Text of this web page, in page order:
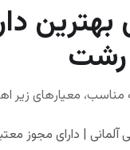
رشت
مناسب، معیارهای زیر
| دارای مجوز